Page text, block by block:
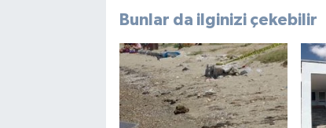
Bunlar da ilginizi çekebilir